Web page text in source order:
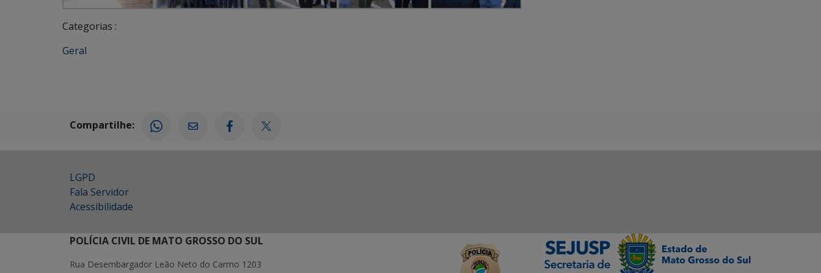
Categorias :
Geral
Compartilhe:
LGPD
Fala Servidor
Acessibilidade
POLÍCIA CIVIL DE MATO GROSSO DO SUL
Rua Desembargador Leão Neto do Carmo 1203